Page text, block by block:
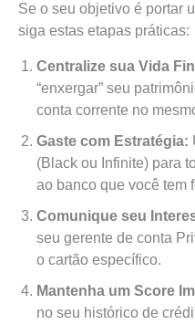
Se o seu objetivo é portar
siga estas etapas práticas:
Centralize sua Vida
“enxergar” seu
conta corrente no
Gaste com Estratégia:
(Black ou Infinite) para
ao banco que você tem
Comunique seu
seu gerente de conta
o cartão específico.
Mantenha um Score
no seu histórico de